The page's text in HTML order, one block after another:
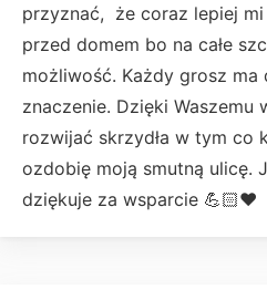
przyznać, że coraz lepiej
przed domem bo na całe
możliwość. Każdy grosz ma
znaczenie. Dzięki Waszemu
rozwijać skrzydła w tym co
ozdobię moją smutną ulicę.
dziękuje za wsparcie 💪🏻❤️